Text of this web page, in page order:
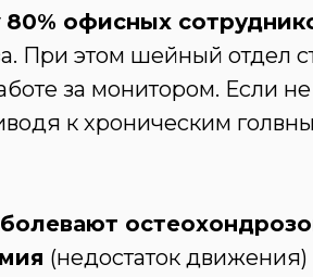
80% офисных
При этом шейный отдел
за монитором. Если
к хроническим
(недостаток